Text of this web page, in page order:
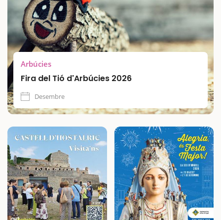
Arbúcies
Fira del Tió d'Arbúcies 2026
Desembre